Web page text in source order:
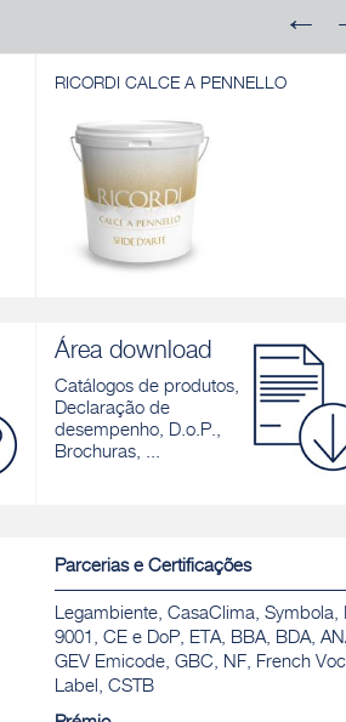
RICORDI CALCE A PENNELLO
Acabamento mineral decorativo com
Descobrir
Área download
Catálogos de produtos,
Declaração de
desempenho, D.o.P.,
Brochuras, ...
Parcerias e Certificações
Legambiente, CasaClima, Symbola,
9001, CE e DoP, ETA, BBA, BDA,
GEV Emicode, GBC, NF, French Voc
Label, CSTB